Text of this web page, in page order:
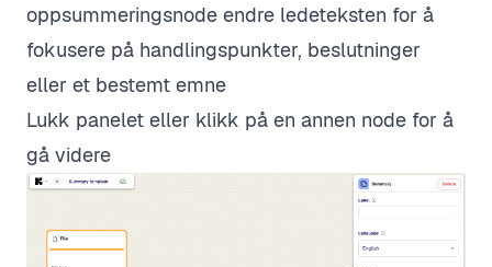
oppsummeringsnode endre ledeteksten for å
fokusere på handlingspunkter, beslutninger
eller et bestemt emne
Lukk panelet eller klikk på en annen node for å
gå videre